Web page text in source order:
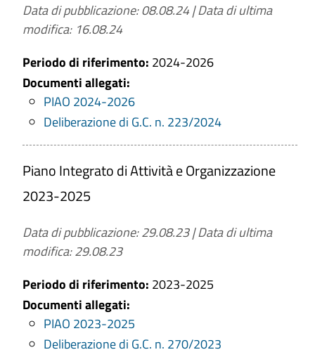
Data di pubblicazione: 08.08.24|Data di ultima
modifica: 16.08.24
Periodo di riferimento: 2024-2026
Documenti allegati:
PIAO 2024-2026
Deliberazione di G.C. n. 223/2024
Piano Integrato di Attività e Organizzazione
2023-2025
Data di pubblicazione: 29.08.23|Data di ultima
modifica: 29.08.23
Periodo di riferimento: 2023-2025
Documenti allegati:
PIAO 2023-2025
Deliberazione di G.C. n. 270/2023